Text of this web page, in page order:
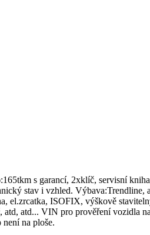
s garancí, 2xklíč, servisní
stav i vzhled. Výbava:Trendline,
el.zrcatka, ISOFIX, výškově
atd... VIN pro prověření vozidla
na ploše.